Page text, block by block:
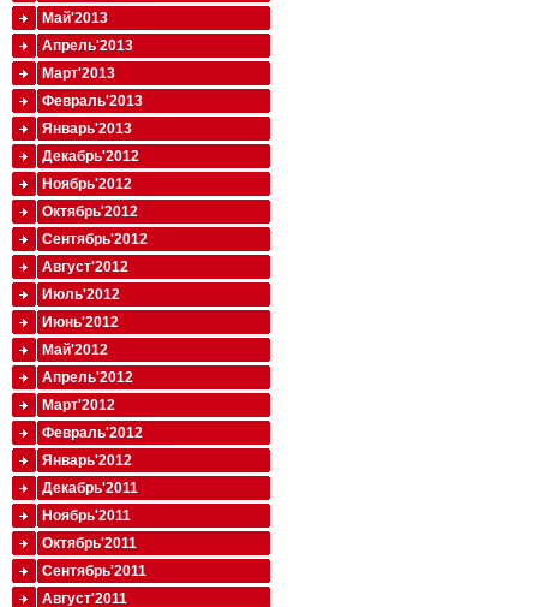
Май'2013
Апрель'2013
Март'2013
Февраль'2013
Январь'2013
Декабрь'2012
Ноябрь'2012
Октябрь'2012
Сентябрь'2012
Август'2012
Июль'2012
Июнь'2012
Май'2012
Апрель'2012
Март'2012
Февраль'2012
Январь'2012
Декабрь'2011
Ноябрь'2011
Октябрь'2011
Сентябрь'2011
Август'2011